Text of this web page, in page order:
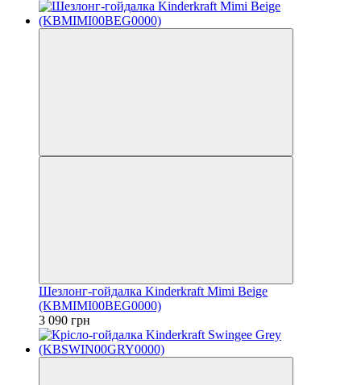
Шезлонг-гойдалка Kinderkraft Mimi Beige
(KBMIMI00BEG0000)
3 090 грн